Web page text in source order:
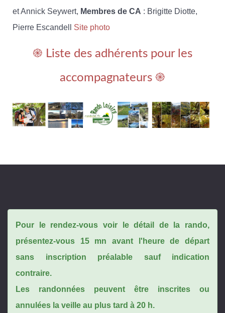
et Annick Seywert, Membres de CA : Brigitte Diotte,
Pierre Escandell Site photo
֎ Liste des adhérents pour les
accompagnateurs ֎
Pour le rendez-vous voir le détail de la rando,
présentez-vous 15 mn avant l'heure de départ
sans inscription préalable sauf indication
contraire.
Les randonnées peuvent être inscrites ou
annulées la veille au plus tard à 20 h.